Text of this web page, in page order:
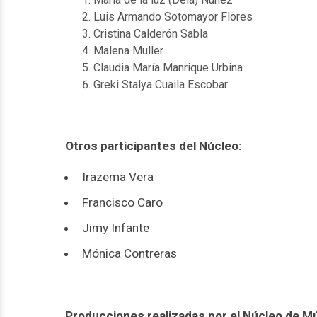
Luis Armando Sotomayor Flores
Cristina Calderón Sabla
Malena Muller
Claudia María Manrique Urbina
Greki Stalya Cuaila Escobar
Otros participantes del Núcleo:
Irazema Vera
Francisco Caro
Jimy Infante
Mónica Contreras